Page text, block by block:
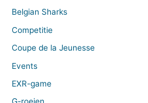
Belgian Sharks
Competitie
Coupe de la Jeunesse
Events
EXR-game